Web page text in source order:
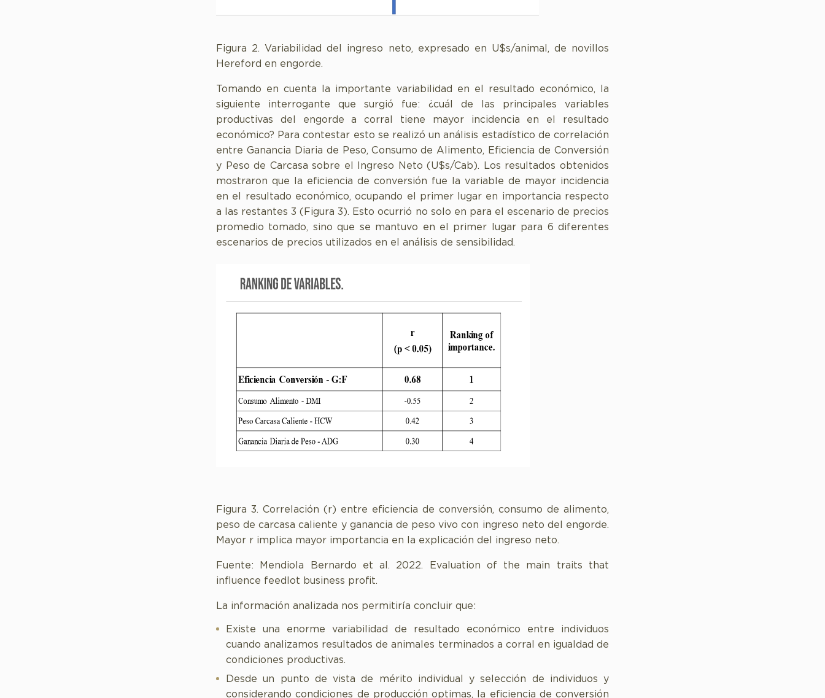
Figura 2. Variabilidad del ingreso neto, expresado en U$s/animal, de novillos
Hereford en engorde.
Tomando en cuenta la importante variabilidad en el resultado económico, la
siguiente interrogante que surgió fue: ¿cuál de las principales variables
productivas del engorde a corral tiene mayor incidencia en el resultado
económico? Para contestar esto se realizó un análisis estadístico de correlación
entre Ganancia Diaria de Peso, Consumo de Alimento, Eficiencia de Conversión
y Peso de Carcasa sobre el Ingreso Neto (U$s/Cab). Los resultados obtenidos
mostraron que la eficiencia de conversión fue la variable de mayor incidencia
en el resultado económico, ocupando el primer lugar en importancia respecto
a las restantes 3 (Figura 3). Esto ocurrió no solo en para el escenario de precios
promedio tomado, sino que se mantuvo en el primer lugar para 6 diferentes
escenarios de precios utilizados en el análisis de sensibilidad.
Figura 3. Correlación (r) entre eficiencia de conversión, consumo de alimento,
peso de carcasa caliente y ganancia de peso vivo con ingreso neto del engorde.
Mayor r implica mayor importancia en la explicación del ingreso neto.
Fuente: Mendiola Bernardo et al. 2022. Evaluation of the main traits that
influence feedlot business profit.
La información analizada nos permitiría concluir que:
Existe una enorme variabilidad de resultado económico entre individuos
cuando analizamos resultados de animales terminados a corral en igualdad de
condiciones productivas.
Desde un punto de vista de mérito individual y selección de individuos y
considerando condiciones de producción optimas, la eficiencia de conversión